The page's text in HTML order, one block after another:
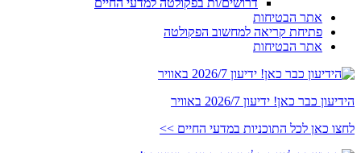
דרושים/ות בפקולטה למדעי החיים
אתר הבטיחות
פתיחת קריאה למחשוב הפקולטה
אתר הבטיחות
הידיעון כבר כאן! ידיעון 2026/7 באוויר
לחצו כאן לכל התוכניות במדעי החיים >>